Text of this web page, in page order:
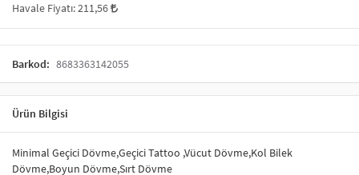
Havale Fiyatı:211,56
Barkod: 8683363142055
Ürün Bilgisi
Minimal Geçici Dövme,Geçici Tattoo ,Vücut Dövme,Kol Bilek
Dövme,Boyun Dövme,Sırt Dövme